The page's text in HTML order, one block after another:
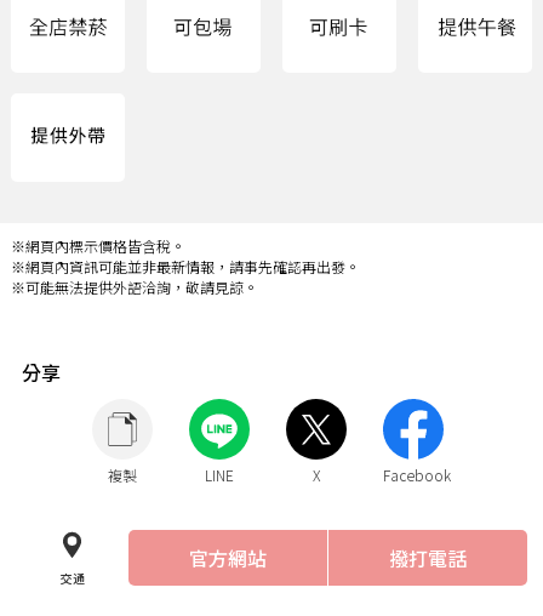
※網頁內標示價格皆含稅。
※網頁內資訊可能並非最新情報，請事先確認再出發。
※可能無法提供外語洽詢，敬請見諒。
分享
複製 LINE X Facebook
交通
官方網站 撥打電話